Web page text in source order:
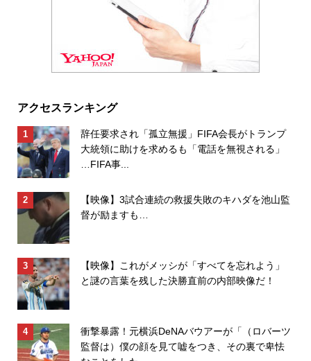
アクセスランキング
辞任要求され「孤立無援」FIFA会長がトランプ
大統領に助けを求めるも「電話を無視される」
…FIFA事...
【映像】3試合連続の救援失敗のキハダを池山監
督が励ますも…
【映像】これがメッシが「すべてを忘れよう」
と謎の言葉を残した決勝直前の内部映像だ！
衝撃暴露！元横浜DeNAバウアーが「（ロバーツ
監督は）僕の顔を見て嘘をつき、その裏で卑怯